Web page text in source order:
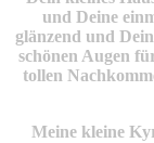
und Deine
glänzend und
schönen Augen
tollen
Meine kleine